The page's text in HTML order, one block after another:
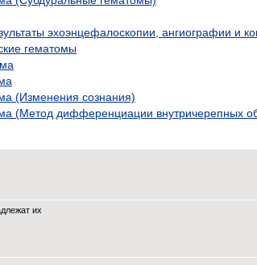
эхоэнцефалоскопии, ангиографии и
гематомы
(Изменения сознания)
(Метод дифференциации внутричерепных
их